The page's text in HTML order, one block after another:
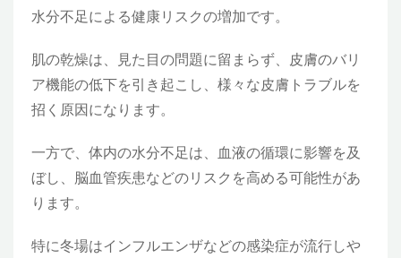
水分不足による健康リスクの増加です。
肌の乾燥は、見た目の問題に留まらず、皮膚のバリ
ア機能の低下を引き起こし、様々な皮膚トラブルを
招く原因になります。
一方で、体内の水分不足は、血液の循環に影響を及
ぼし、脳血管疾患などのリスクを高める可能性があ
ります。
特に冬場はインフルエンザなどの感染症が流行しや